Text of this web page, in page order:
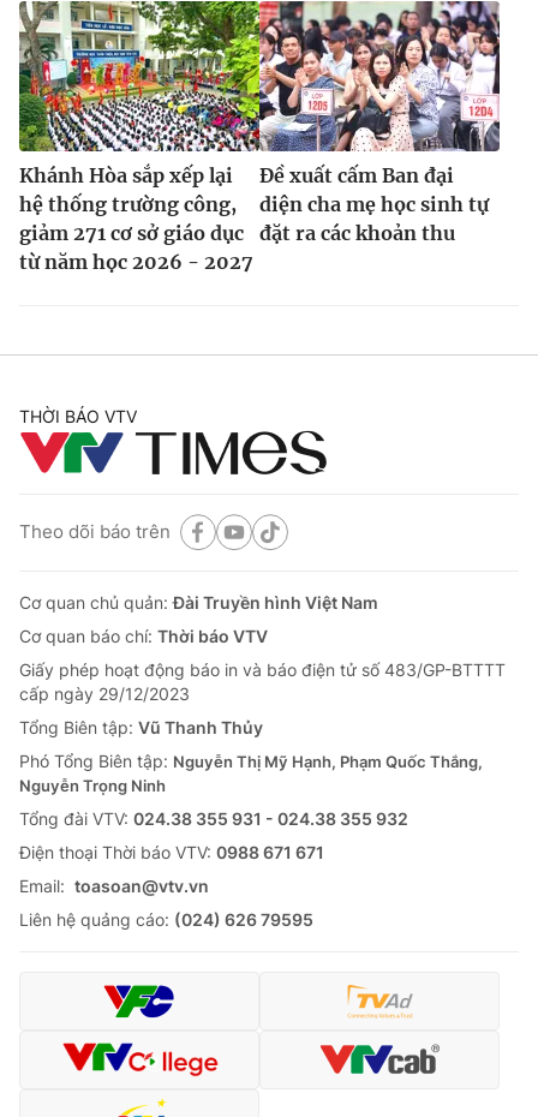
Khánh Hòa sắp xếp lại
hệ thống trường công,
giảm 271 cơ sở giáo dục
từ năm học 2026 - 2027
Đề xuất cấm Ban đại
diện cha mẹ học sinh tự
đặt ra các khoản thu
THỜI BÁO VTV
Theo dõi báo trên
Cơ quan chủ quản:Đài Truyền hình Việt Nam
Cơ quan báo chí: Thời báo VTV
Giấy phép hoạt động báo in và báo điện tử số 483/GP-BTTTT
cấp ngày 29/12/2023
Tổng Biên tập: Vũ Thanh Thủy
Phó Tổng Biên tập: Nguyễn Thị Mỹ Hạnh, Phạm Quốc Thắng,
Nguyễn Trọng Ninh
Tổng đài VTV: 024.38 355 931 - 024.38 355 932
Ðiện thoại Thời báo VTV: 0988 671 671
Email: toasoan@vtv.vn
Liên hệ quảng cáo: (024) 626 79595